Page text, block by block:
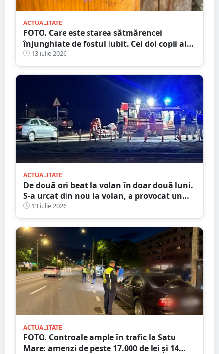
ACTUALITATE
FOTO. Care este starea sătmărencei
înjunghiate de fostul iubit. Cei doi copii ai
femeii, luați în plasament
13 iulie 2026
ACTUALITATE
De două ori beat la volan în doar două luni.
S-a urcat din nou la volan, a provocat un
accident și ajunge la închisoare
13 iulie 2026
ACTUALITATE
FOTO. Controale ample în trafic la Satu
Mare: amenzi de peste 17.000 de lei și 14